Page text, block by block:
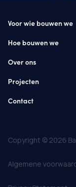
Voor wie bouwen we
Hoe bouwen we
Over ons
Projecten
Contact
Copyright © 2026
Algemene